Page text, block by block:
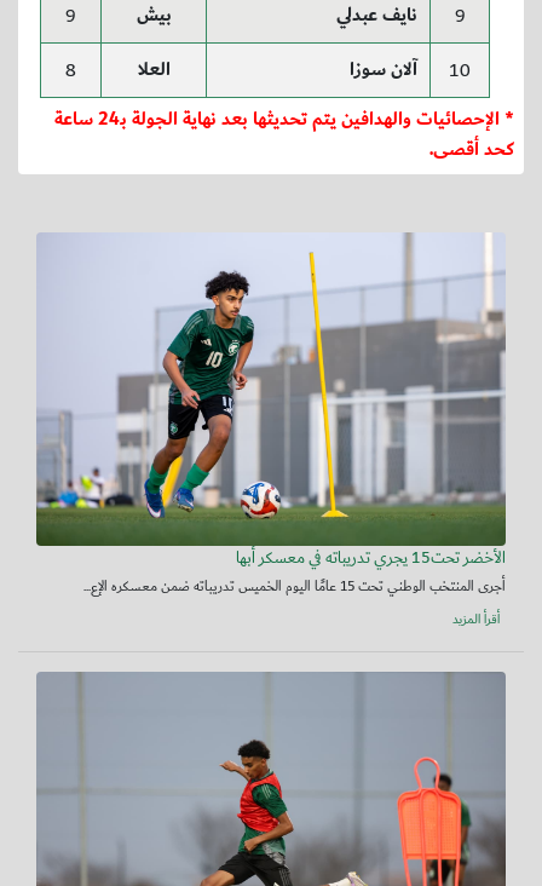
9
نايف عبدلي بيش
9
10
آلان سوزا العلا 8
* الإحصائيات والهدافين يتم تحديثها بعد نهاية الجولة بـ24 ساعة
كحد أقصى.
الأخضر تحت15 يجري تدريباته في معسكر أبها
أجرى المنتخب الوطني تحت 15 عامًا اليوم الخميس تدريباته ضمن معسكره الإع...
أقرأ المزيد